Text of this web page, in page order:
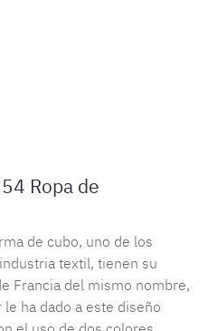
Ropa de
de cubo, uno de los
textil, tienen su
Francia del mismo nombre,
ha dado a este diseño